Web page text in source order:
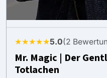
★★★★★5.0(2
Mr. Magic | Der
Totlachen